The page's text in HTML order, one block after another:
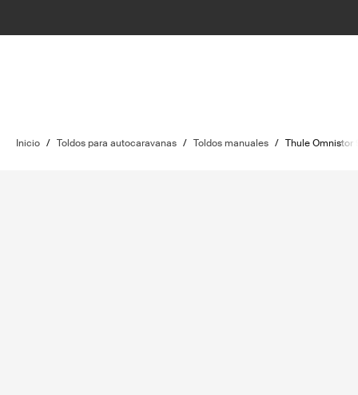
Inicio / Toldos para autocaravanas / Toldos manuales / Thule Omnistor